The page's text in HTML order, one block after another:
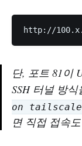
단, 포트 81이
SSH 터널 방
on
면 직접 접속